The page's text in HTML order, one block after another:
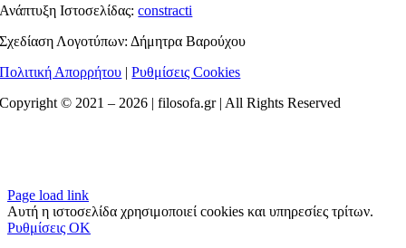
Ανάπτυξη Ιστοσελίδας:constracti
Σχεδίαση Λογοτύπων: Δήμητρα Βαρούχου
Πολιτική Απορρήτου |Ρυθμίσεις Cookies
Copyright © 2021 – 2026 | filosofa.gr | All Rights Reserved
Page load link
Αυτή η ιστοσελίδα χρησιμοποιεί cookies και υπηρεσίες τρίτων.
Ρυθμίσεις OK